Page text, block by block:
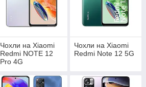
Чохли на Xiaomi
Redmi NOTE 12
Pro 4G
Чохли на Xiaomi
Redmi Note 12 5G